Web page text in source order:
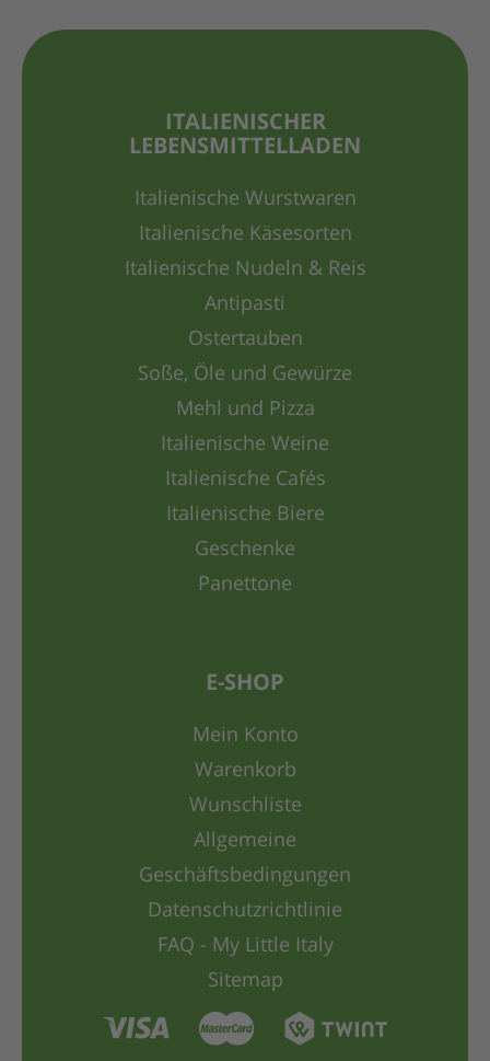
ITALIENISCHER
LEBENSMITTELLADEN
Italienische Wurstwaren
Italienische Käsesorten
Italienische Nudeln & Reis
Antipasti
Ostertauben
Soße, Öle und Gewürze
Mehl und Pizza
Italienische Weine
Italienische Cafés
Italienische Biere
Geschenke
Panettone
E-SHOP
Mein Konto
Warenkorb
Wunschliste
Allgemeine
Geschäftsbedingungen
Datenschutzrichtlinie
FAQ - My Little Italy
Sitemap